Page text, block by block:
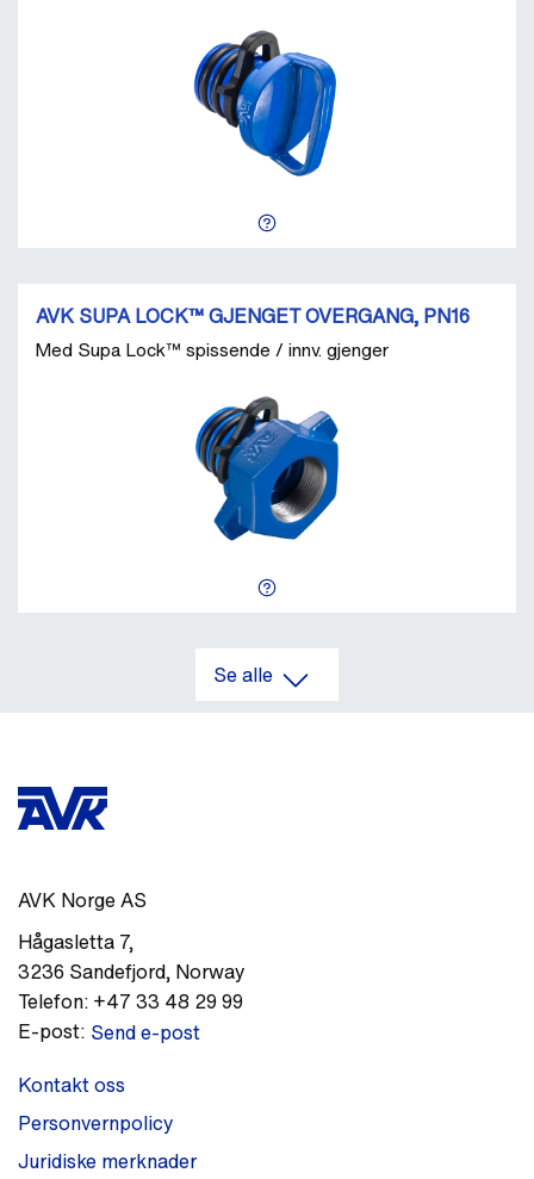
AVK SUPA LOCK™ GJENGET OVERGANG, PN16
Med Supa Lock™ spissende / innv. gjenger
Se alle
AVK Norge AS
Hågasletta 7,
3236 Sandefjord, Norway
Telefon: +47 33 48 29 99
E-post: Send e-post
Kontakt oss
Personvernpolicy
Juridiske merknader